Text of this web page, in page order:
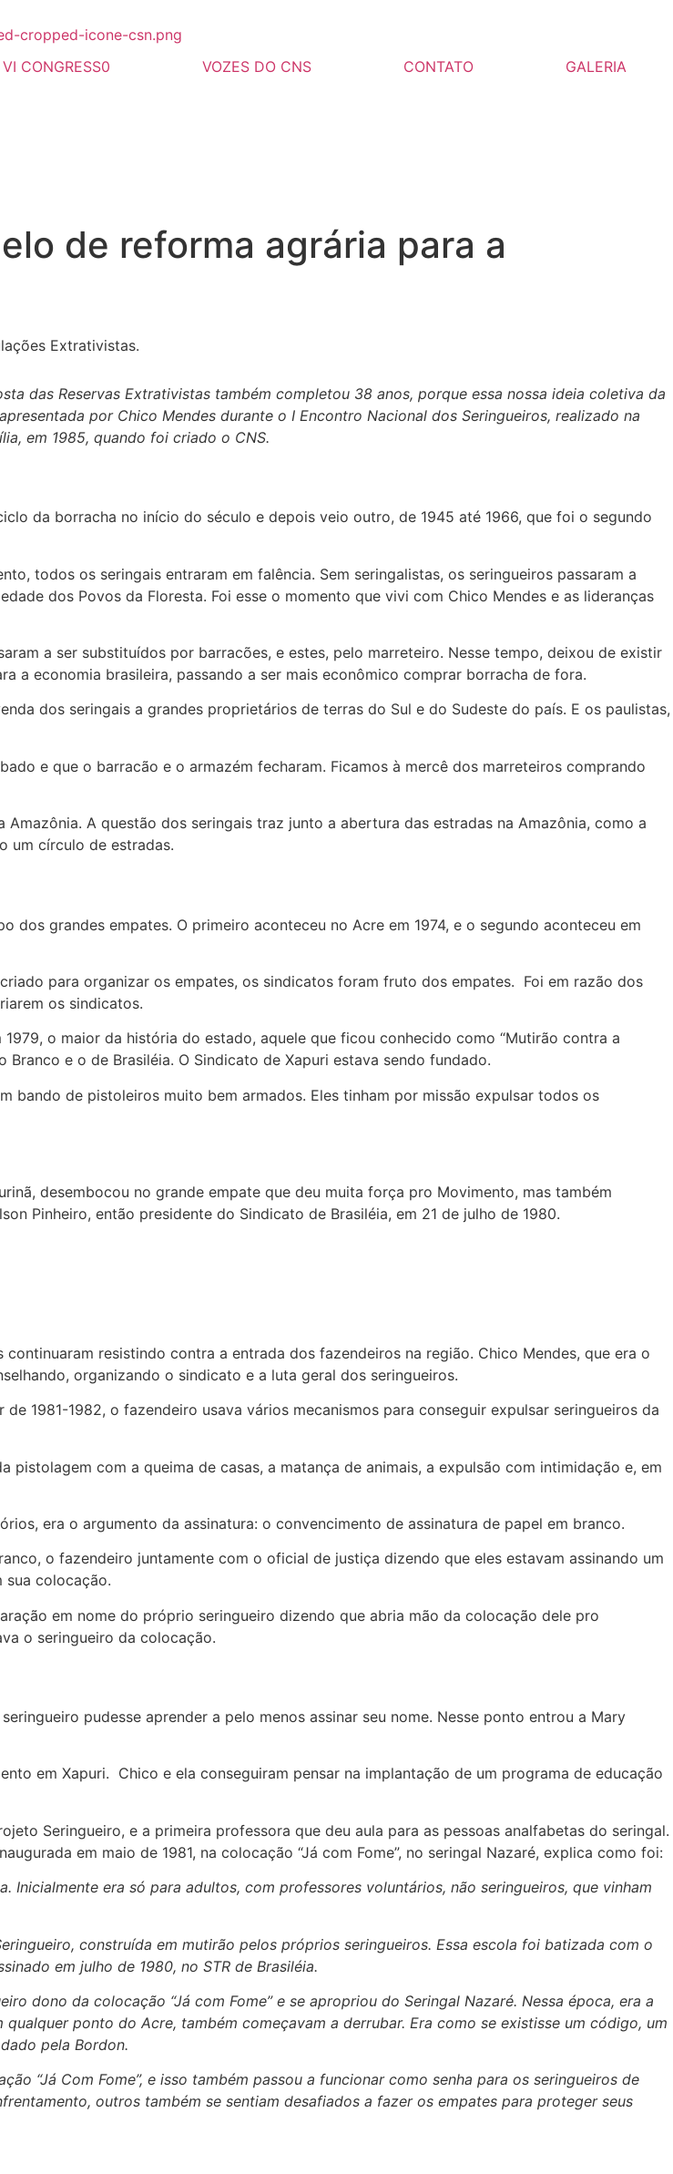
VI CONGRESS0 VOZES DO CNS CONTATO GALERIA
de reforma agrária para a
Extrativistas.
das Reservas Extrativistas também completou 38 anos, porque essa nossa ideia coletiva da
por Chico Mendes durante o I Encontro Nacional dos Seringueiros, realizado na
em 1985, quando foi criado o CNS.
da borracha no início do século e depois veio outro, de 1945 até 1966, que foi o segundo
todos os seringais entraram em falência. Sem seringalistas, os seringueiros passaram a
dos Povos da Floresta. Foi esse o momento que vivi com Chico Mendes e as lideranças
a ser substituídos por barracões, e estes, pelo marreteiro. Nesse tempo, deixou de existir
a economia brasileira, passando a ser mais econômico comprar borracha de fora.
dos seringais a grandes proprietários de terras do Sul e do Sudeste do país. E os paulistas,
e que o barracão e o armazém fecharam. Ficamos à mercê dos marreteiros comprando
A questão dos seringais traz junto a abertura das estradas na Amazônia, como a
um círculo de estradas.
grandes empates. O primeiro aconteceu no Acre em 1974, e o segundo aconteceu em
para organizar os empates, os sindicatos foram fruto dos empates. Foi em razão dos
os sindicatos.
o maior da história do estado, aquele que ficou conhecido como “Mutirão contra a
e o de Brasiléia. O Sindicato de Xapuri estava sendo fundado.
bando de pistoleiros muito bem armados. Eles tinham por missão expulsar todos os
desembocou no grande empate que deu muita força pro Movimento, mas também
Pinheiro, então presidente do Sindicato de Brasiléia, em 21 de julho de 1980.
resistindo contra a entrada dos fazendeiros na região. Chico Mendes, que era o
organizando o sindicato e a luta geral dos seringueiros.
1981-1982, o fazendeiro usava vários mecanismos para conseguir expulsar seringueiros da
com a queima de casas, a matança de animais, a expulsão com intimidação e, em
era o argumento da assinatura: o convencimento de assinatura de papel em branco.
o fazendeiro juntamente com o oficial de justiça dizendo que eles estavam assinando um
sua colocação.
em nome do próprio seringueiro dizendo que abria mão da colocação dele pro
o seringueiro da colocação.
pudesse aprender a pelo menos assinar seu nome. Nesse ponto entrou a Mary
em Xapuri. Chico e ela conseguiram pensar na implantação de um programa de educação
Seringueiro, e a primeira professora que deu aula para as pessoas analfabetas do seringal.
em maio de 1981, na colocação “Já com Fome”, no seringal Nazaré, explica como foi:
era só para adultos, com professores voluntários, não seringueiros, que vinham
construída em mutirão pelos próprios seringueiros. Essa escola foi batizada com o
em julho de 1980, no STR de Brasiléia.
dono da colocação “Já com Fome” e se apropriou do Seringal Nazaré. Nessa época, era a
ponto do Acre, também começavam a derrubar. Era como se existisse um código, um
pela Bordon.
“Já Com Fome”, e isso também passou a funcionar como senha para os seringueiros de
outros também se sentiam desafiados a fazer os empates para proteger seus